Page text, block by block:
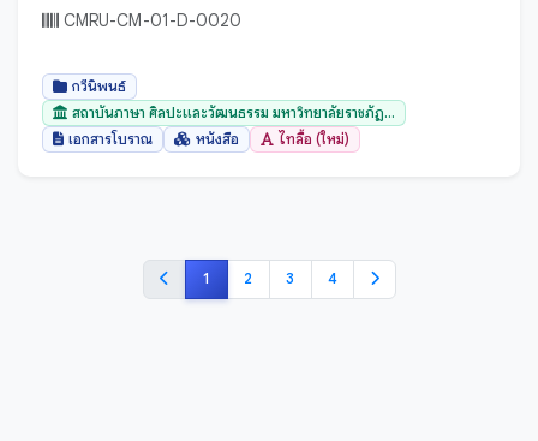
CMRU-CM-01-D-0020
กวีนิพนธ์
สถาบันภาษา ศิลปะและวัฒนธรรม มหาวิทยาลัยราชภัฏ...
เอกสารโบราณ
หนังสือ ไทลื้อ (ใหม่)
1 2 3 4